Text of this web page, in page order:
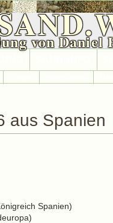
von Daniel
aus Spanien
Spanien)